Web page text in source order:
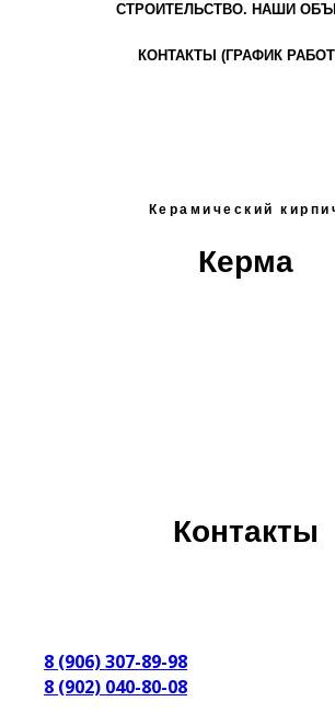
СТРОИТЕЛЬСТВО. НАШИ
КОНТАКТЫ (ГРАФИК
Керамический
Керма
Контакты
8 (906) 307-89-98
8 (902) 040-80-08